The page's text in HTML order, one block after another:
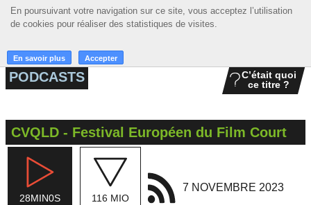
En poursuivant votre navigation sur ce site, vous acceptez l’utilisation
de cookies pour réaliser des statistiques de visites.
En savoir plus Accepter
En poursuivant votre navigation sur ce site, vous acceptez l’utilisation
de cookies pour réaliser des statistiques de visites.
En savoir plus Accepter
☰ MENU
ACCUEIL
GRILLE
MUSIQUE
ACTIONS
PODCASTS
C’était quoi
ce titre ?
CVQLD - Festival Européen du Film Court
28MIN0S 116 MIO
7 NOVEMBRE 2023